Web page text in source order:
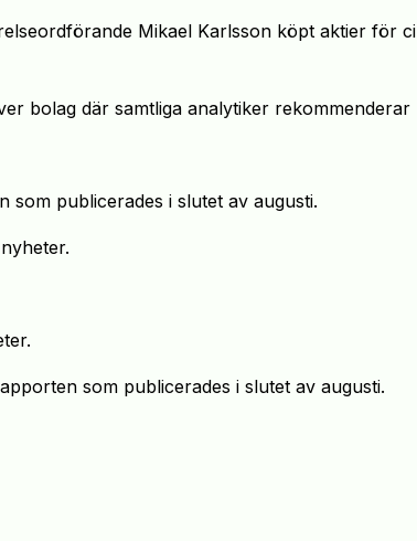
Mikael Karlsson köpt aktier för
bolag där samtliga analytiker rekommenderar
publicerades i slutet av augusti.
som publicerades i slutet av augusti.